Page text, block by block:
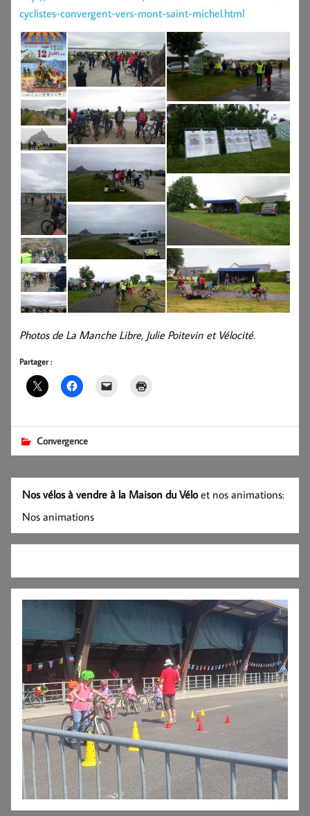
cyclistes-convergent-vers-mont-saint-michel.html
Photos de La Manche Libre, Julie Poitevin et Vélocité.
Partager :
Convergence
Nos vélos à vendre à la Maison du Véloet nos animations:
Nos animations